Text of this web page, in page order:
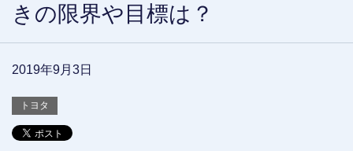
きの限界や目標は？
2019年9月3日
トヨタ